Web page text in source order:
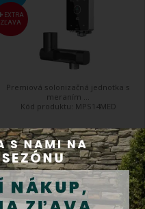
EXTRA
ZĽAVA
Premiová solonizačná jednotka s
meraním ...
Kód produktu: MPS14MED
1 572,00 €
Kúpiť
Expedícia do 24 hod.